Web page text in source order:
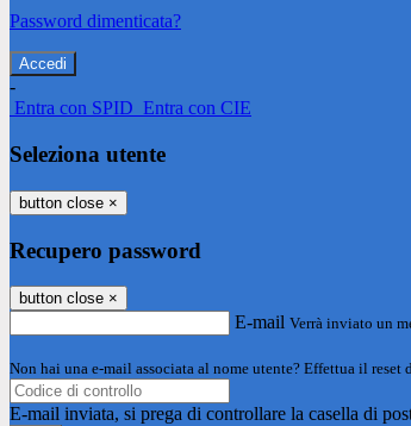
Password dimenticata?
-
Entra con SPID Entra con CIE
Seleziona utente
button close ×
Recupero password
button close ×
E-mail Verrà inviato un
Non hai una e-mail associata al nome utente? Effettua il reset
E-mail inviata, si prega di controllare la casella di